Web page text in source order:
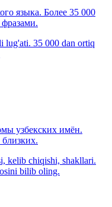
языка. Более 35 000
35 000 dan ortiq
узбекских имён.
kelib chiqishi, shakllari.
bilib oling.